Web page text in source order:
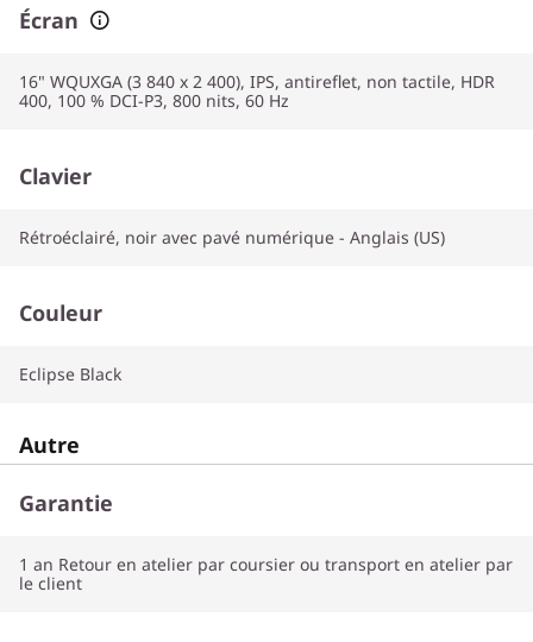
Écran
16" WQUXGA (3 840 x 2 400), IPS, antireflet, non tactile, HDR
400, 100 % DCI-P3, 800 nits, 60 Hz
Clavier
Rétroéclairé, noir avec pavé numérique - Anglais (US)
Couleur
Eclipse Black
Autre
Garantie
1 an Retour en atelier par coursier ou transport en atelier par
le client